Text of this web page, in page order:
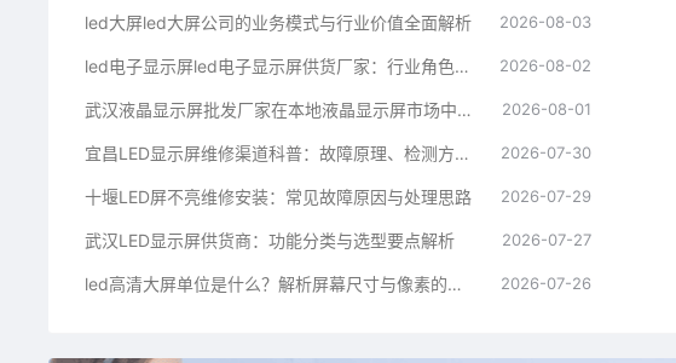
led大屏led大屏公司的业务模式与行业价值全面解析 2026-08-03
led电子显示屏led电子显示屏供货厂家：行业角色与技术服务 2026-08-02
武汉液晶显示屏批发厂家在本地液晶显示屏市场中的角色解析 2026-08-01
宜昌LED显示屏维修渠道科普：故障原理、检测方法与渠道知识 2026-07-30
十堰LED屏不亮维修安装：常见故障原因与处理思路 2026-07-29
武汉LED显示屏供货商：功能分类与选型要点解析 2026-07-27
led高清大屏单位是什么？解析屏幕尺寸与像素的基本概念 2026-07-26